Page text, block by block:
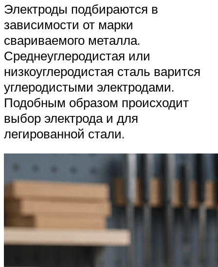
Электроды подбираются в
зависимости от марки
свариваемого металла.
Среднеуглеродистая или
низкоуглеродистая сталь варится
углеродистыми электродами.
Подобным образом происходит
выбор электрода и для
легированной стали.